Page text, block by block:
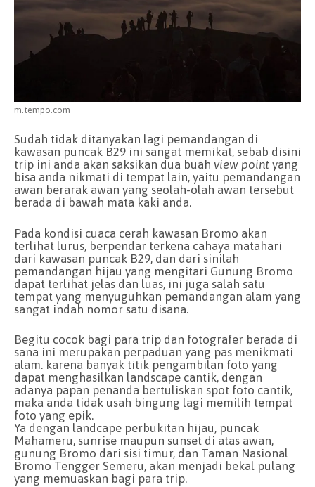
m.tempo.com
Sudah tidak ditanyakan lagi pemandangan di
kawasan puncak B29 ini sangat memikat, sebab disini
trip ini anda akan saksikan dua buah view point yang
bisa anda nikmati di tempat lain, yaitu pemandangan
awan berarak awan yang seolah-olah awan tersebut
berada di bawah mata kaki anda.
Pada kondisi cuaca cerah kawasan Bromo akan
terlihat lurus, berpendar terkena cahaya matahari
dari kawasan puncak B29, dan dari sinilah
pemandangan hijau yang mengitari Gunung Bromo
dapat terlihat jelas dan luas, ini juga salah satu
tempat yang menyuguhkan pemandangan alam yang
sangat indah nomor satu disana.
Begitu cocok bagi para trip dan fotografer berada di
sana ini merupakan perpaduan yang pas menikmati
alam. karena banyak titik pengambilan foto yang
dapat menghasilkan landscape cantik, dengan
adanya papan penanda bertuliskan spot foto cantik,
maka anda tidak usah bingung lagi memilih tempat
foto yang epik.
Ya dengan landcape perbukitan hijau, puncak
Mahameru, sunrise maupun sunset di atas awan,
gunung Bromo dari sisi timur, dan Taman Nasional
Bromo Tengger Semeru, akan menjadi bekal pulang
yang memuaskan bagi para trip.